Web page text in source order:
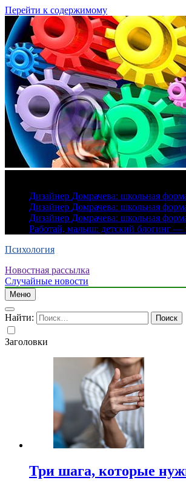
Перейти к содержимому
Дизайнер Домрачева: школьная
Дизайнер Домрачева: школьная
Дизайнер Домрачева: школьная
Работай, малыш: детский блогинг —
Психология
Новостная рассылка
Случайные новости
Меню
Найти:
Заголовки
Три шага, которые